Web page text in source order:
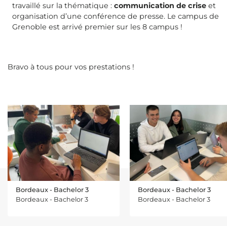
travaillé sur la thématique : communication de crise et
organisation d’une conférence de presse. Le campus de
Grenoble est arrivé premier sur les 8 campus !
Bravo à tous pour vos prestations !
Bordeaux - Bachelor 3
Bordeaux - Bachelor 3
Bordeaux - Bachelor 3
Bordeaux - Bachelor 3